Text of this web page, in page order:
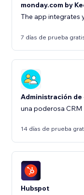
monday.com by
The app integrates
7 días de prueba
Administración
una poderosa CRM
14 días de prueba
Hubspot